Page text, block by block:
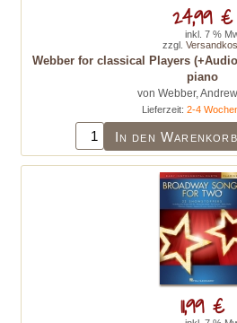
Webber for classical Players
piano
von Webber,
Lieferzeit: 2-4
In den Warenkorb
24,99 €
inkl. 7 %
zzgl.
11,99 €